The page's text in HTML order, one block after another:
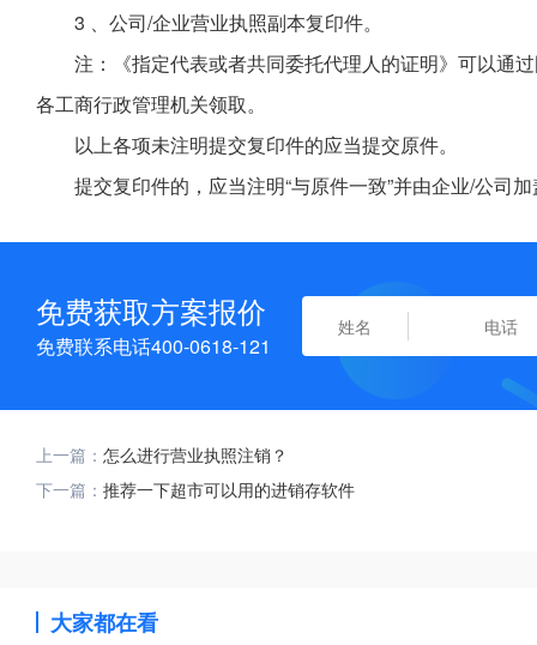
3 、公司/企业营业执照副本复印件。
注：《指定代表或者共同委托代理人的证明》可以通
各工商行政管理机关领取。
以上各项未注明提交复印件的应当提交原件。
提交复印件的，应当注明“与原件一致”并由企业/公司
免费获取方案报价
免费联系电话400-0618-121
上一篇： 怎么进行营业执照注销？
下一篇： 推荐一下超市可以用的进销存软件
大家都在看